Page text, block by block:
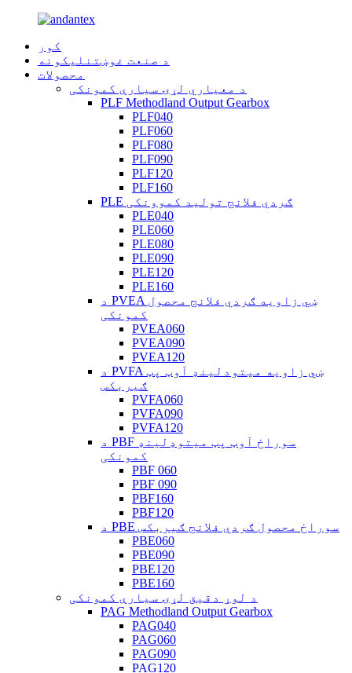
کور
د صنعت غوښتنلیکونه
محصولات
د معیاري لړۍ سیارې کمونکی
PLF Methodland Output Gearbox
PLF040
PLF060
PLF080
PLF090
PLF120
PLF160
PLE ګردي فلانج تولید کموونکی
PLE040
PLE060
PLE080
PLE090
PLE120
PLE160
د PVEA ښي زاویه ګردي فلانج محصول
کمونکی
PVEA060
PVEA090
PVEA120
د PVFA ښي زاویه میتودلینډ آوټ پټ
ګیربکس
PVFA060
PVFA090
PVFA120
د PBF سوراخ آوټ پټ میتوډلینډ
کمونکی
PBF 060
PBF 090
PBF160
PBF120
د PBE سوراخ محصول ګردي فلانج ګیربکس
PBE060
PBE090
PBE120
PBE160
د لوړ دقیق لړۍ سیارې کمونکی
PAG Methodland Output Gearbox
PAG040
PAG060
PAG090
PAG120